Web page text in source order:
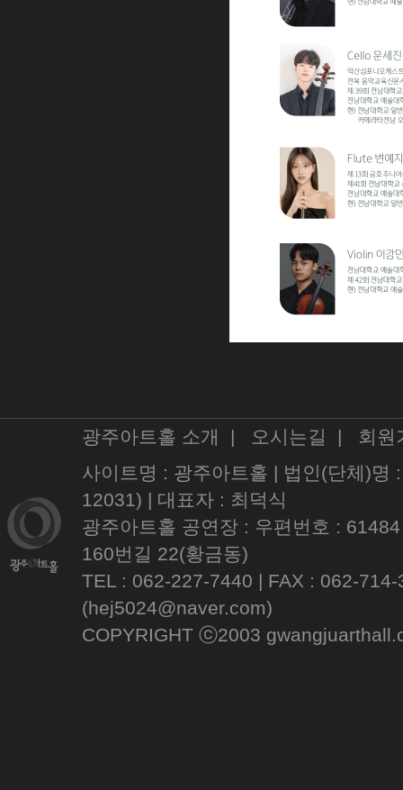
광주아트홀 소개 | 오시는길 |
회원
사이트명 : 광주아트홀 | 법인(단체)명
12031) | 대표자 : 최덕식
광주아트홀 공연장 : 우편번호 :
160번길 22(황금동)
TEL : 062-227-7440 | FAX : 062-
(hej5024@naver.com)
COPYRIGHT ⓒ2003